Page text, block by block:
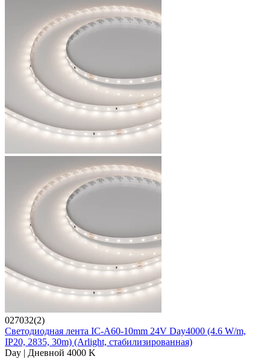
027032(2)
Светодиодная лента IC-A60-10mm 24V Day4000 (4.6 W/m,
IP20, 2835, 30m) (Arlight, стабилизированная)
Day | Дневной 4000 K